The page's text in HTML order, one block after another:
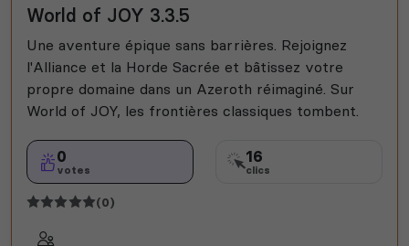
World of JOY 3.3.5
Une aventure épique sans barrières. Rejoignez
l'Alliance et la Horde Sacrée et bâtissez votre
propre domaine dans un Azeroth réimaginé. Sur
World of JOY, les frontières classiques tombent.
0
votes
16
clics
(0)